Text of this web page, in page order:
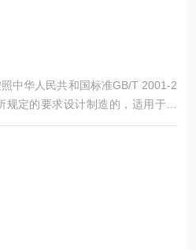
中华人民共和国标准GB/T 2001-2
定的要求设计制造的，适用于按
的挥发分。